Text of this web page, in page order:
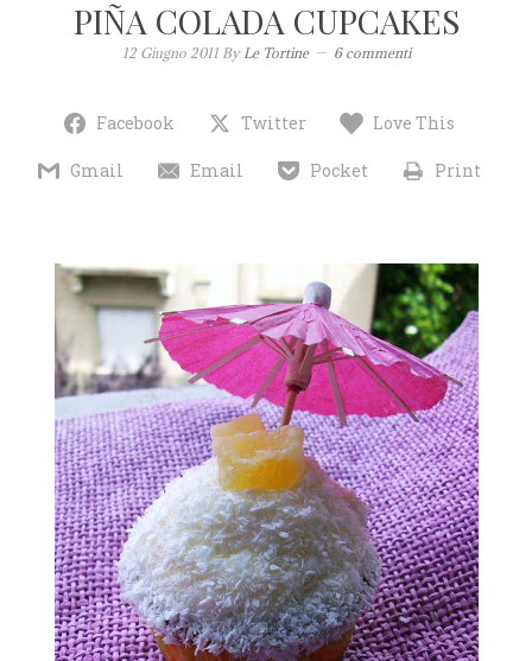
PIÑA COLADA CUPCAKES
12 Giugno 2011ByLe Tortine 6 commenti
Facebook Twitter Love This
Gmail Email Pocket Print